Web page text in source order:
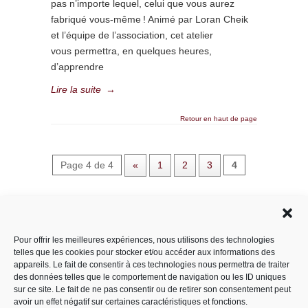
Pour offrir les meilleures expériences, nous utilisons des technologies
telles que les cookies pour stocker et/ou accéder aux informations des
appareils. Le fait de consentir à ces technologies nous permettra de traiter
des données telles que le comportement de navigation ou les ID uniques
sur ce site. Le fait de ne pas consentir ou de retirer son consentement peut
avoir un effet négatif sur certaines caractéristiques et fonctions.
pas n’importe lequel, celui que vous aurez
fabriqué vous-même ! Animé par Loran Cheik
et l’équipe de l’association, cet atelier
vous permettra, en quelques heures,
d’apprendre
Lire la suite →
Retour en haut de page
Page 4 de 4 « 1 2 3 4
Catégories